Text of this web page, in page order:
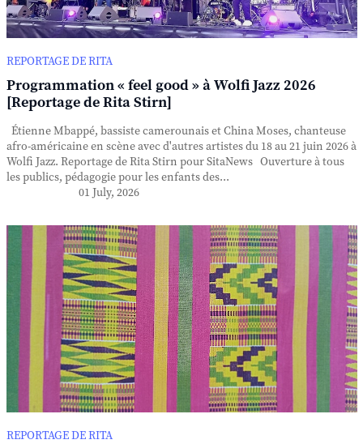
REPORTAGE DE RITA
Programmation « feel good » à Wolfi Jazz 2026
[Reportage de Rita Stirn]
Étienne Mbappé, bassiste camerounais et China Moses, chanteuse
afro-américaine en scène avec d'autres artistes du 18 au 21 juin 2026 à
Wolfi Jazz. Reportage de Rita Stirn pour SitaNews Ouverture à tous
les publics, pédagogie pour les enfants des...
01 July, 2026
REPORTAGE DE RITA